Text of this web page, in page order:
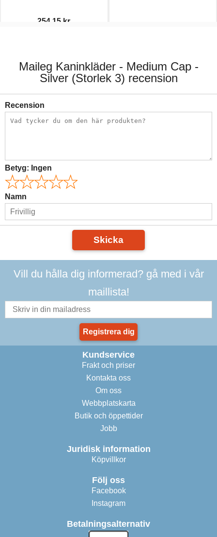
254,15 kr.
Maileg Kaninkläder - Medium Cap -
Silver (Storlek 3) recension
Recension
Betyg: Ingen
Namn
Skicka
Vill du hålla dig informerad? gå med i vår
maillista!
Registrera dig
Kundservice
Frakt och priser
Kontakta oss
Om oss
Webbplatskarta
Butik och öppettider
Jobb
Juridisk information
Köpvillkor
Följ oss
Facebook
Instagram
Betalningsalternativ